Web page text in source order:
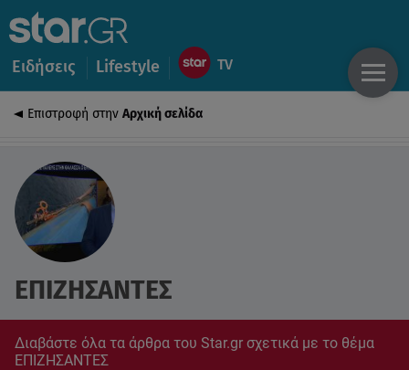
Ειδήσεις Lifestyle
Επιστροφή στην Αρχική σελίδα
ΕΠΙΖΗΣΑΝΤΕΣ
Διαβάστε όλα τα άρθρα του Star.gr σχετικά με το θέμα
ΕΠΙΖΗΣΑΝΤΕΣ